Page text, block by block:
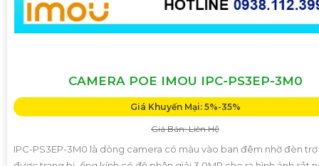
CAMERA POE IMOU IPC-PS3EP-3M0
Giá Khuyến Mại: 5%-35%
Giá Bán: Liên Hệ
IPC-PS3EP-3M0 là dòng camera có màu vào ban đêm nhờ đèn trợ